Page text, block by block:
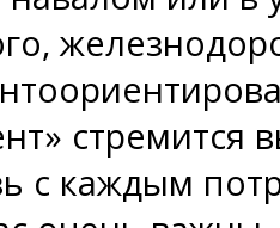
стремится
с каждым